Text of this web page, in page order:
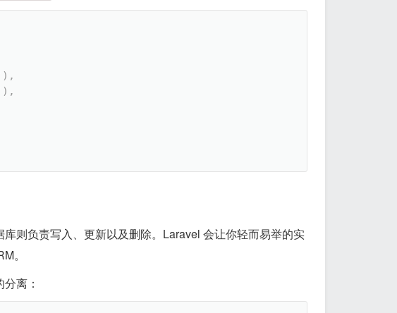
) ,
) ,
则负责写入、更新以及删除。Laravel 会让你轻而易举的实
。
离：